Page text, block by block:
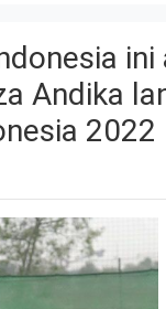
ini
Andika
2022